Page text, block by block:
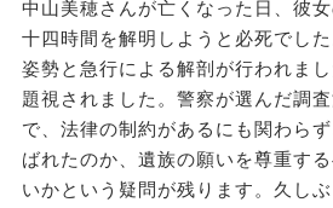
中山美穂さんが亡くなった日、彼
十四時間を解明しようと必死でし
姿勢と急行による解剖が行われま
題視されました。警察が選んだ調
で、法律の制約があるにも関わら
ばれたのか、遺族の願いを尊重す
いかという疑問が残ります。久し